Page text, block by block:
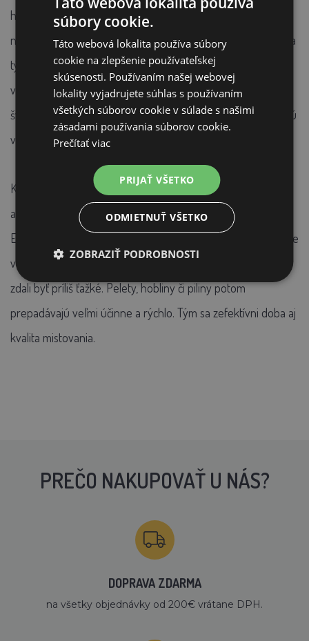
hliníka, čím sa tak stali jednými z najľahších mistovacích vidlíc
na trhu a sú prakticky nerozbitné. Celková hmotnosť vidlíc sa
tým výrazne zmenšila a to iba na 900g. Švédske vidly boli
vyvinuté a vyrobené vo Švédsku a sú prispôsobené
švédskym extrémnym poveternostným podmienkam. Znesú
vysoké teploty aj treskúci mráz.
Konštrukcia vidlí SverigeGrepen ™ skracuje dobu mistovania
a minimalizuje zbytočnú spotrebu peliet, hoblín či pilín.
Ergonomický tvar a váha vidlí umožňuje väčšiu stabilitu, takže
väčšie množstvo hnoja, zostáva vo vidliach bez toho, aby sa
zdali byť príliš ťažké. Pelety, hobliny či piliny potom
prepadávajú veľmi účinne a rýchlo. Tým sa zefektívni doba aj
kvalita mistovania.
PREČO NAKUPOVAŤ U NÁS?
DOPRAVA ZDARMA
na všetky objednávky od 200€ vrátane DPH.
súbory cookie.
Táto webová lokalita používa súbory
cookie na zlepšenie používateľskej
skúsenosti. Používaním našej webovej
lokality vyjadrujete súhlas s používaním
všetkých súborov cookie v súlade s našimi
zásadami používania súborov cookie.
Prečítať viac
PRIJAŤ VŠETKO
ODMIETNUŤ VŠETKO
ZOBRAZIŤ PODROBNOSTI